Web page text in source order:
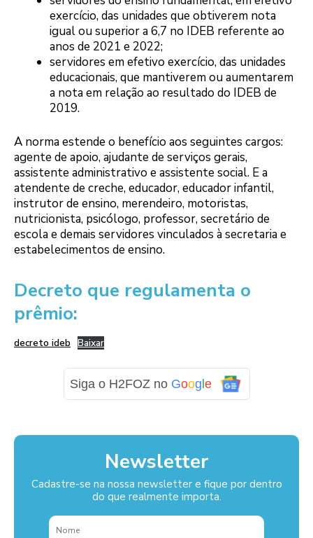
exercício, das unidades que obtiverem nota
igual ou superior a 6,7 no IDEB referente ao
anos de 2021 e 2022;
servidores em efetivo exercício, das unidades
educacionais, que mantiverem ou aumentarem
a nota em relação ao resultado do IDEB de
2019.
A norma estende o benefício aos seguintes cargos:
agente de apoio, ajudante de serviços gerais,
assistente administrativo e assistente social. E a
atendente de creche, educador, educador infantil,
instrutor de ensino, merendeiro, motoristas,
nutricionista, psicólogo, professor, secretário de
escola e demais servidores vinculados à secretaria e
estabelecimentos de ensino.
Decreto que regulamenta o
prêmio:
decreto ideb Baixar
Siga o H2FOZ no Google
Newsletter
Cadastre-se na nossa newsletter e fique por dentro
do que realmente importa.